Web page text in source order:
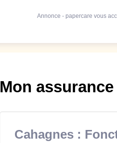
Annonce - papercare vous
Mon
Cahagnes :